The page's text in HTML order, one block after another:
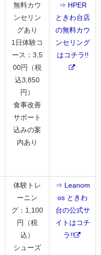
無料カウ
ンセリン
グあり
1日体験コ
ース：3,5
00円（税
込3,850
円）
食事改善
サポート
込みの案
内あり
⇒ HPER
ときわ台店
の無料カウ
ンセリング
はコチラ!!
体験トレ
ーニン
グ：1,100
円（税
込）
シューズ
⇒ Leanom
os ときわ
台の公式サ
イトはコチ
ラ!!